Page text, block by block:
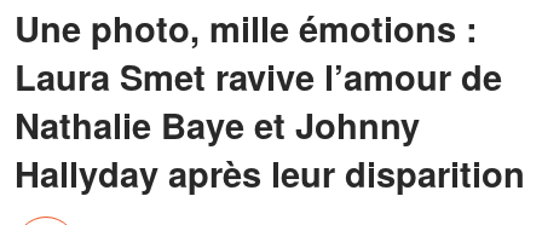
Une photo, mille émotions :
Laura Smet ravive l’amour de
Nathalie Baye et Johnny
Hallyday après leur disparition